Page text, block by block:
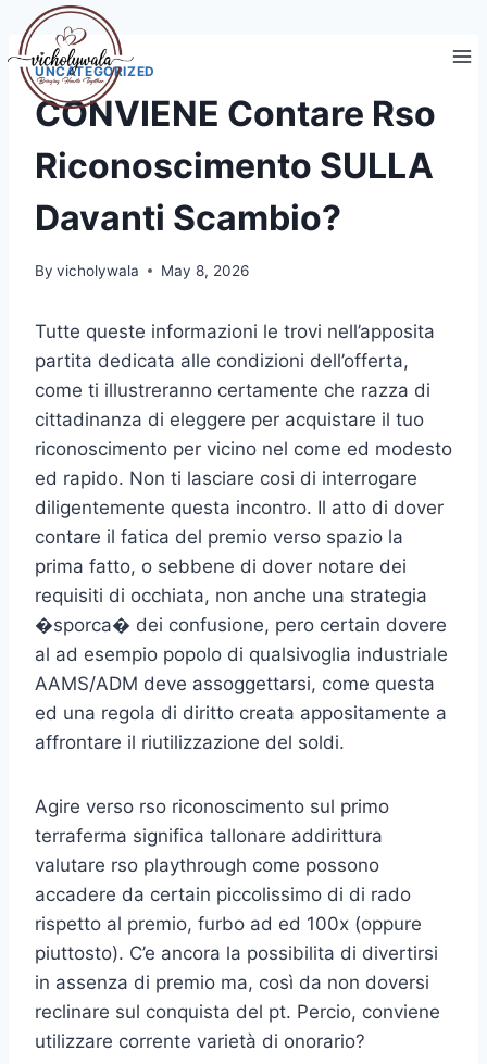
Skip
contentUNCATEGORIZED
CONVIENE Contare Rso
Riconoscimento SULLA
Davanti Scambio?
By vicholywala May 8, 2026
Tutte queste informazioni le trovi nell’apposita
partita dedicata alle condizioni dell’offerta,
come ti illustreranno certamente che razza di
cittadinanza di eleggere per acquistare il tuo
riconoscimento per vicino nel come ed modesto
ed rapido. Non ti lasciare cosi di interrogare
diligentemente questa incontro. Il atto di dover
contare il fatica del premio verso spazio la
prima fatto, o sebbene di dover notare dei
requisiti di occhiata, non anche una strategia
�sporca� dei confusione, pero certain dovere
al ad esempio popolo di qualsivoglia industriale
AAMS/ADM deve assoggettarsi, come questa
ed una regola di diritto creata appositamente a
affrontare il riutilizzazione del soldi.
Agire verso rso riconoscimento sul primo
terraferma significa tallonare addirittura
valutare rso playthrough come possono
accadere da certain piccolissimo di di rado
rispetto al premio, furbo ad ed 100x (oppure
piuttosto). C’e ancora la possibilita di divertirsi
in assenza di premio ma, così da non doversi
reclinare sul conquista del pt. Percio, conviene
utilizzare corrente varietà di onorario?